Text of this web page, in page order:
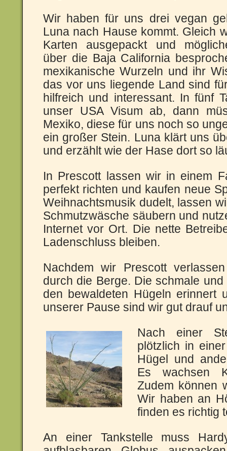
Wir haben für uns drei vegan
Luna nach Hause kommt. Gleich
Karten ausgepackt und
über die Baja California
mexikanische Wurzeln und ihr
das vor uns liegende Land sind
hilfreich und interessant. In fünf
unser USA Visum ab, dann
Mexiko, diese für uns noch so
ein großer Stein. Luna klärt uns
und erzählt wie der Hase dort so
In Prescott lassen wir in einem
perfekt richten und kaufen neue
Weihnachtsmusik dudelt, lassen
Schmutzwäsche säubern und
Internet vor Ort. Die nette
Ladenschluss bleiben.
Nachdem wir Prescott
durch die Berge. Die schmale
den bewaldeten Hügeln erinnert
unserer Pause sind wir gut drauf
Nach einer
plötzlich in
Hügel und
Es wachsen
Zudem können
Wir haben an
finden es richtig
An einer Tankstelle muss